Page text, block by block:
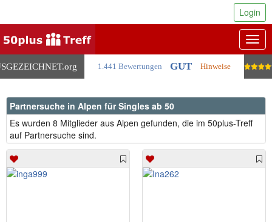
.org 1.441 Bewertungen GUT Hinweise
Login
Partnersuche in Alpen für Singles ab 50
Es wurden 8 Mitglieder aus Alpen gefunden, die im 50plus-Treff
auf Partnersuche sind.